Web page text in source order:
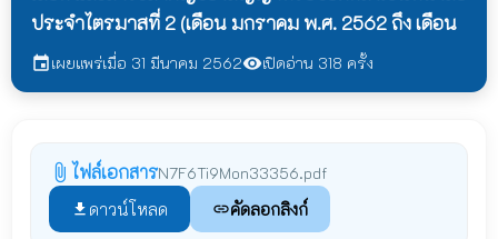
ประจำไตรมาสที่ 2 (เดือน มกราคม พ.ศ. 2562 ถึง เดือน
eventเผยแพร่เมื่อ 31 มีนาคม 2562visibilityเปิดอ่าน 318 ครั้ง
attach_file ไฟล์เอกสารN7F6Ti9Mon33356.pdf
file_download ดาวน์โหลด linkคัดลอกลิงก์